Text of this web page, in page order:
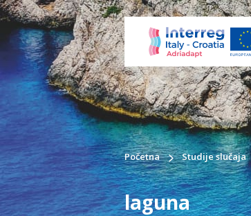
Početna Studije slučaja
laguna